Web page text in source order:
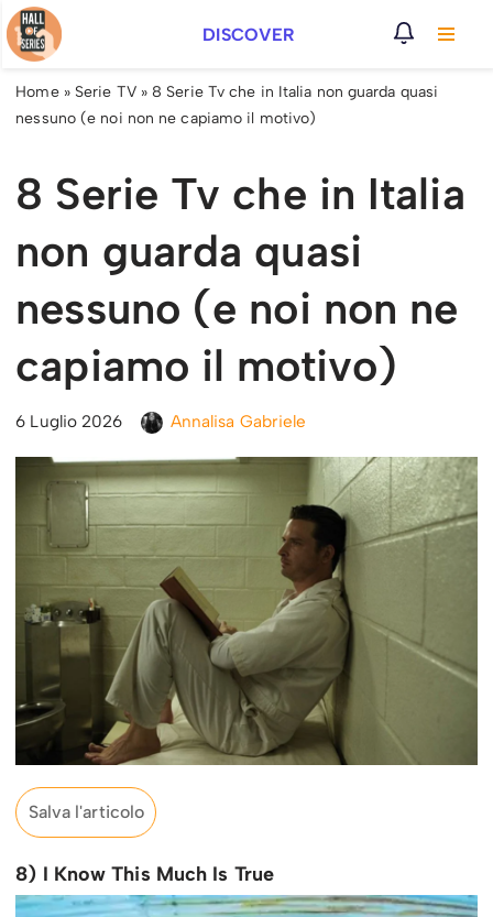
Vai
al
contenuto
DISCOVER
Home» Serie TV» 8 Serie Tv che in Italia non guarda quasi
nessuno (e noi non ne capiamo il motivo)
8 Serie Tv che in Italia
non guarda quasi
nessuno (e noi non ne
capiamo il motivo)
6 Luglio 2026 Annalisa Gabriele
Salva l'articolo
8) I Know This Much Is True